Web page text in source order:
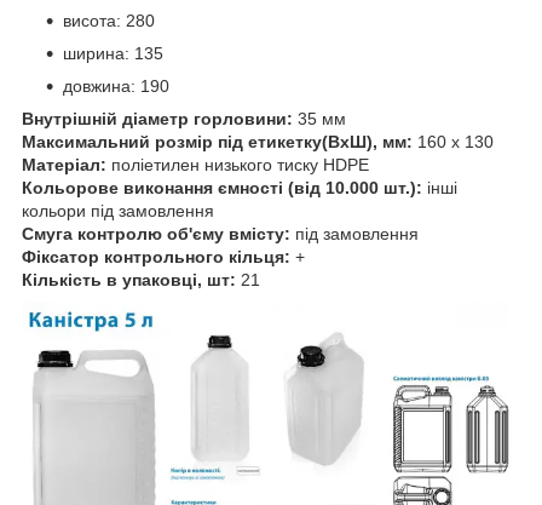
висота: 280
ширина: 135
довжина: 190
Внутрішній діаметр горловини: 35 мм
Максимальний розмір під етикетку(ВхШ), мм: 160 х 130
Матеріал: поліетилен низького тиску HDPE
Кольорове виконання ємності (від 10.000 шт.): інші
кольори під замовлення
Смуга контролю об'єму вмісту: під замовлення
Фіксатор контрольного кільця: +
Кількість в упаковці, шт: 21